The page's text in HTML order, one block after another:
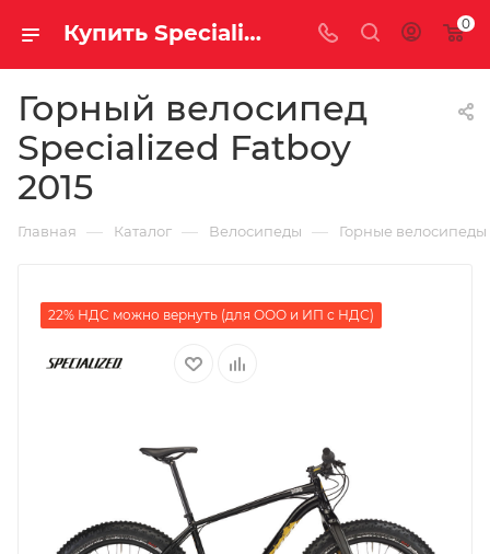
Купить Specialized Fatboy 2015 за рублей, а со скидкой 0
Горный велосипед
Specialized Fatboy
2015
Главная — Каталог — Велосипеды — Горные велосипеды
22% НДС можно вернуть (для ООО и ИП с НДС)